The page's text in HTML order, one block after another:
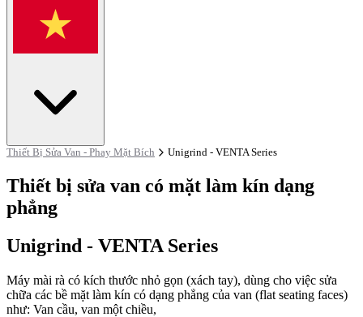
Thiết Bị Sửa Van - Phay Mặt Bích Unigrind - VENTA Series
Thiết bị sửa van có mặt làm kín dạng
phẳng
Unigrind - VENTA Series
Máy mài rà có kích thước nhỏ gọn (xách tay), dùng cho việc sửa
chữa các bề mặt làm kín có dạng phẳng của van (flat seating faces)
như: Van cầu, van một chiều,